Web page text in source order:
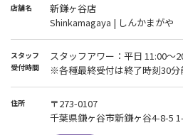
店舗名
新鎌ヶ谷店
Shinkamagaya | しんかまがや
スタッフ
受付時間
スタッフアワー：平日 11:00
※各種最終受付は終了時刻30分
住所
〒273-0107
千葉県鎌ヶ谷市新鎌ヶ谷4-8-5